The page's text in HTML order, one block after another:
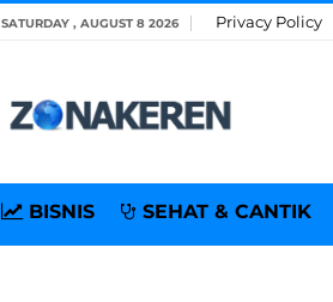
SATURDAY , AUGUST 8 2026 Privacy Policy
BISNIS SEHAT & CANTIK